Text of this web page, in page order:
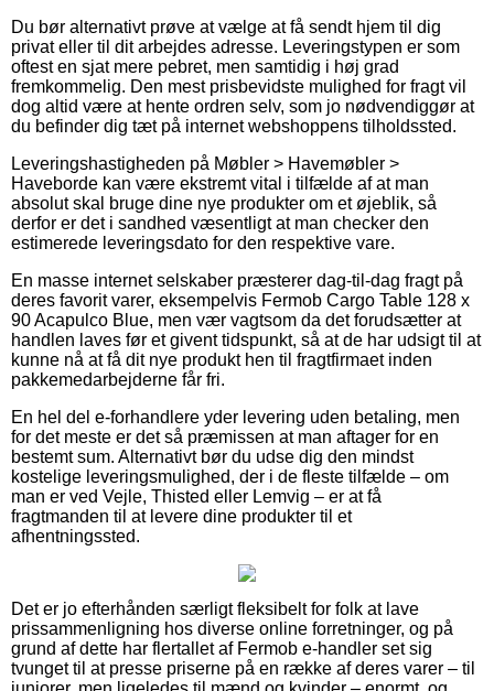
Du bør alternativt prøve at vælge at få sendt hjem til dig
privat eller til dit arbejdes adresse. Leveringstypen er som
oftest en sjat mere pebret, men samtidig i høj grad
fremkommelig. Den mest prisbevidste mulighed for fragt vil
dog altid være at hente ordren selv, som jo nødvendiggør at
du befinder dig tæt på internet webshoppens tilholdssted.
Leveringshastigheden på Møbler > Havemøbler >
Haveborde kan være ekstremt vital i tilfælde af at man
absolut skal bruge dine nye produkter om et øjeblik, så
derfor er det i sandhed væsentligt at man checker den
estimerede leveringsdato for den respektive vare.
En masse internet selskaber præsterer dag-til-dag fragt på
deres favorit varer, eksempelvis Fermob Cargo Table 128 x
90 Acapulco Blue, men vær vagtsom da det forudsætter at
handlen laves før et givent tidspunkt, så at de har udsigt til at
kunne nå at få dit nye produkt hen til fragtfirmaet inden
pakkemedarbejderne får fri.
En hel del e-forhandlere yder levering uden betaling, men
for det meste er det så præmissen at man aftager for en
bestemt sum. Alternativt bør du udse dig den mindst
kostelige leveringsmulighed, der i de fleste tilfælde – om
man er ved Vejle, Thisted eller Lemvig – er at få
fragtmanden til at levere dine produkter til et
afhentningssted.
Det er jo efterhånden særligt fleksibelt for folk at lave
prissammenligning hos diverse online forretninger, og på
grund af dette har flertallet af Fermob e-handler set sig
tvunget til at presse priserne på en række af deres varer – til